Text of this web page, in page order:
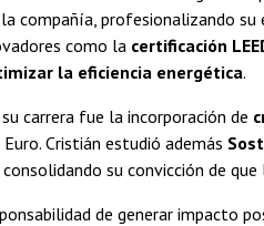
compañía, profesionalizando
como la certificación
la eficiencia energética.
carrera fue la incorporación de
Cristián estudió además
, consolidando su convicción de
de generar impacto